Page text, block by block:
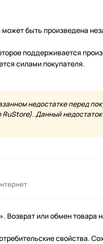
быть произведена
поддерживается
силами покупателя.
недостатке перед
Данный
Возврат или обмен товара
свойства.